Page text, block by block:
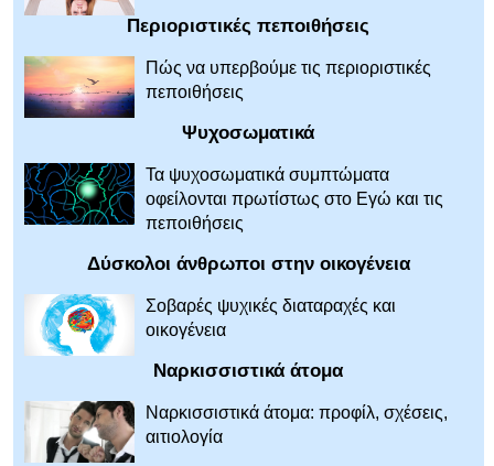
Περιοριστικές πεποιθήσεις
Πώς να υπερβούμε τις περιοριστικές
πεποιθήσεις
Ψυχοσωματικά
Τα ψυχοσωματικά συμπτώματα
οφείλονται πρωτίστως στο Εγώ και τις
πεποιθήσεις
Δύσκολοι άνθρωποι στην οικογένεια
Σοβαρές ψυχικές διαταραχές και
οικογένεια
Ναρκισσιστικά άτομα
Ναρκισσιστικά άτομα: προφίλ, σχέσεις,
αιτιολογία